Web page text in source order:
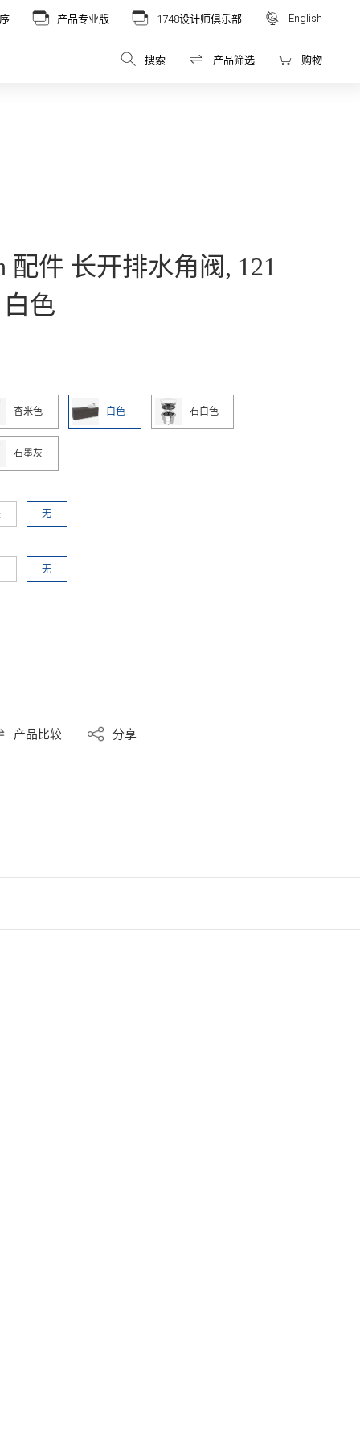
产品专业版 1748设计师俱乐部 English
搜索 产品筛选 购物
配件 长开排水角阀, 121
白色
杏米色 白色 石白色
石墨灰
无
无
产品比较 分享